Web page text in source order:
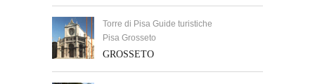
Torre di Pisa Guide turistiche
Pisa Grosseto
GROSSETO